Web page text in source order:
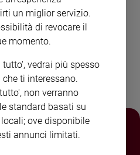
raccontato dal
un miglior servizio.
di revocare il
momento.
vedrai più spesso
ti interessano.
non verranno
standard basati su
ove disponibile
annunci limitati.